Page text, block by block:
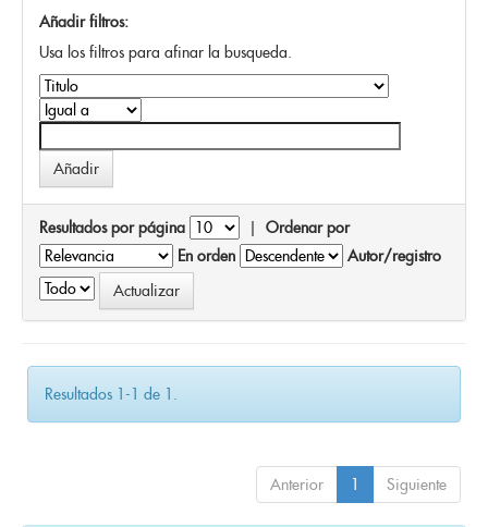
Añadir filtros:
Usa los filtros para afinar la busqueda.
Resultados por página | Ordenar por
En orden
Autor/registro
Resultados 1-1 de 1.
Anterior 1 Siguiente